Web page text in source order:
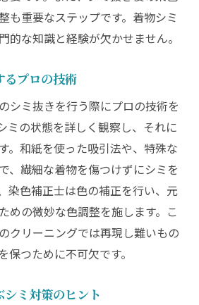
も重要なステップです。着物シミ
的な知識と経験が欠かせません。
るプロの技術
シミ抜きを行う際にプロの技術を
ミの状態を詳しく観察し、それに
。和紙を使った吸引法や、特殊な
、繊細な着物を傷つけずにシミを
染色補正士は色の補正を行い、元
めの微妙な色調整を施します。こ
クリーニングでは再現し難いもの
保つために不可欠です。
ミ対策のヒント